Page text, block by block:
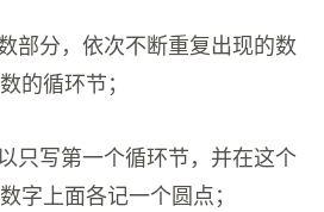
部分，依次不断重复出现的数
的循环节；
只写第一个循环节，并在这个
字上面各记一个圆点；